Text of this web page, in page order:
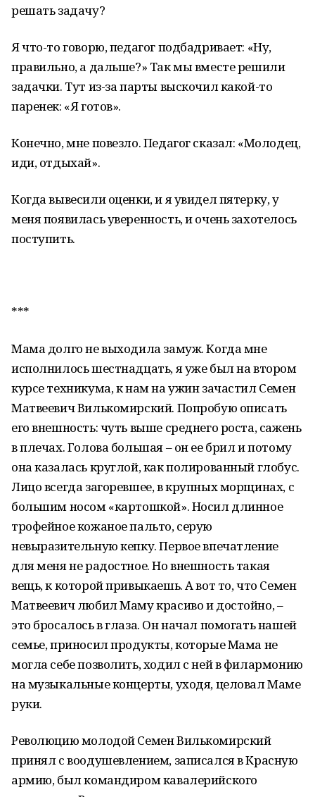
решать задачу?
Я что-то говорю, педагог подбадривает: «Ну,
правильно, а дальше?» Так мы вместе решили
задачки. Тут из-за парты выскочил какой-то
паренек: «Я готов».
Конечно, мне повезло. Педагог сказал: «Молодец,
иди, отдыхай».
Когда вывесили оценки, и я увидел пятерку, у
меня появилась уверенность, и очень захотелось
поступить.
***
Мама долго не выходила замуж. Когда мне
исполнилось шестнадцать, я уже был на втором
курсе техникума, к нам на ужин зачастил Семен
Матвеевич Вилькомирский. Попробую описать
его внешность: чуть выше среднего роста, сажень
в плечах. Голова большая – он ее брил и потому
она казалась круглой, как полированный глобус.
Лицо всегда загоревшее, в крупных морщинах, с
большим носом «картошкой». Носил длинное
трофейное кожаное пальто, серую
невыразительную кепку. Первое впечатление
для меня не радостное. Но внешность такая
вещь, к которой привыкаешь. А вот то, что Семен
Матвеевич любил Маму красиво и достойно, –
это бросалось в глаза. Он начал помогать нашей
семье, приносил продукты, которые Мама не
могла себе позволить, ходил с ней в филармонию
на музыкальные концерты, уходя, целовал Маме
руки.
Революцию молодой Семен Вилькомирский
принял с воодушевлением, записался в Красную
армию, был командиром кавалерийского